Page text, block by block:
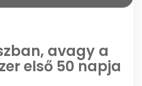
avagy a
első 50 napja